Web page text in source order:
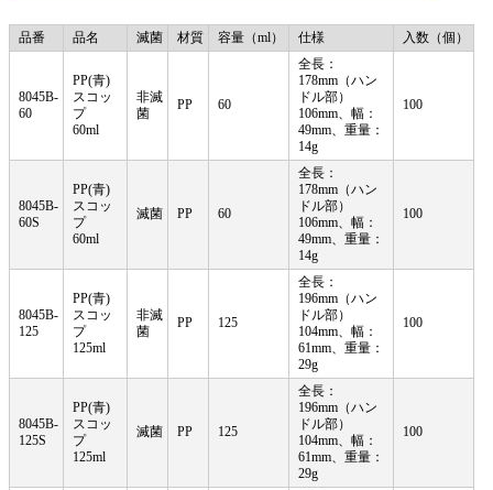
品番 品名 滅菌 材質 容量（ml） 仕様 入数（個）
8045B-
60
PP(青)
スコッ
プ
60ml
非滅
菌
PP 60
全長：
178mm（ハン
ドル部）
106mm、幅：
49mm、 重量：
14g
100
8045B-
60S
PP(青)
スコッ
プ
60ml
滅菌 PP 60
全長：
178mm（ハン
ドル部）
106mm、幅：
49mm、 重量：
14g
100
8045B-
125
PP(青)
スコッ
プ
125ml
非滅
菌
PP 125
全長：
196mm（ハン
ドル部）
104mm、幅：
61mm、 重量：
29g
100
8045B-
125S
PP(青)
スコッ
プ
125ml
滅菌 PP 125
全長：
196mm（ハン
ドル部）
104mm、幅：
61mm、 重量：
29g
100